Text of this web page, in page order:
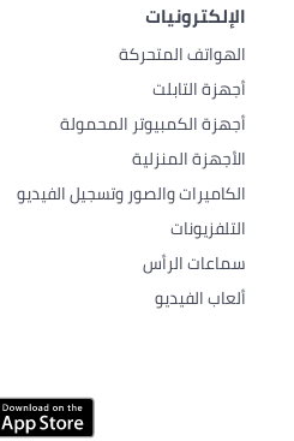
الإلكترونيات
الهواتف المتحركة
أجهزة التابلت
أجهزة الكمبيوتر المحمولة
الأجهزة المنزلية
الكاميرات والصور وتسجيل الفيديو
التلفزيونات
سماعات الرأس
ألعاب الفيديو